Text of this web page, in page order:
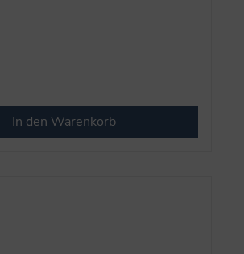
In den Warenkorb